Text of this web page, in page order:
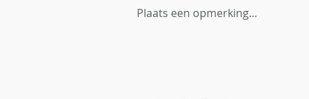
Plaats een opmerking...